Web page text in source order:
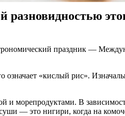
разновидностью
праздник —
означает «кислый рис».
и морепродуктами. В
— это нигири, когда на